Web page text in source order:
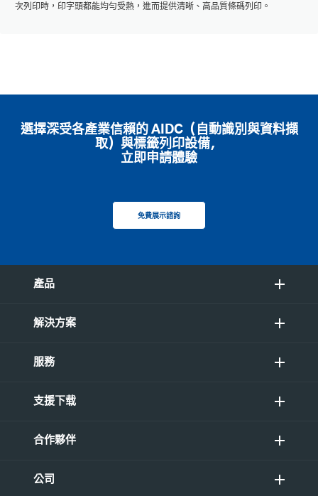
次列印時，印字頭都能均勻受熱，進而提供清晰、高品質條碼列印。
選擇深受各產業信賴的 AIDC（自動識別與資料擷
取）與標籤列印設備，
立即申請體驗
免費展示諮詢
產品
解決方案
服務
支援下载
合作夥伴
公司